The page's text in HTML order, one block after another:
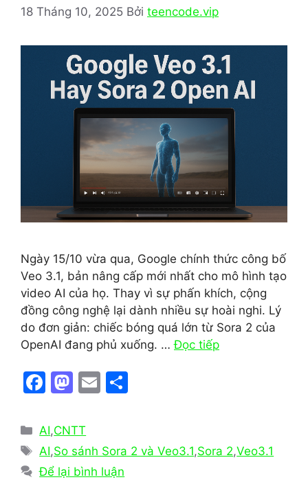
18 Tháng 10, 2025 Bởi teencode.vip
Ngày 15/10 vừa qua, Google chính thức công bố
Veo 3.1, bản nâng cấp mới nhất cho mô hình tạo
video AI của họ. Thay vì sự phấn khích, cộng
đồng công nghệ lại dành nhiều sự hoài nghi. Lý
do đơn giản: chiếc bóng quá lớn từ Sora 2 của
OpenAI đang phủ xuống. …Đọc tiếp
F
c
e
b
M
st
o
d
E
l
e
Danh
mục
AI,CNTT
Thẻ
AI,So sánh Sora 2 và Veo3.1,Sora 2,Veo3.1
Để lại bình luận